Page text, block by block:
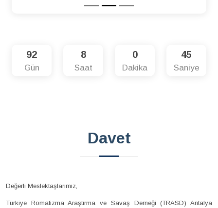
92
Gün
8
Saat
0
Dakika
44
Saniye
Davet
Değerli Meslektaşlarımız,
Türkiye Romatizma Araştırma ve Savaş Derneği (TRASD) Antalya